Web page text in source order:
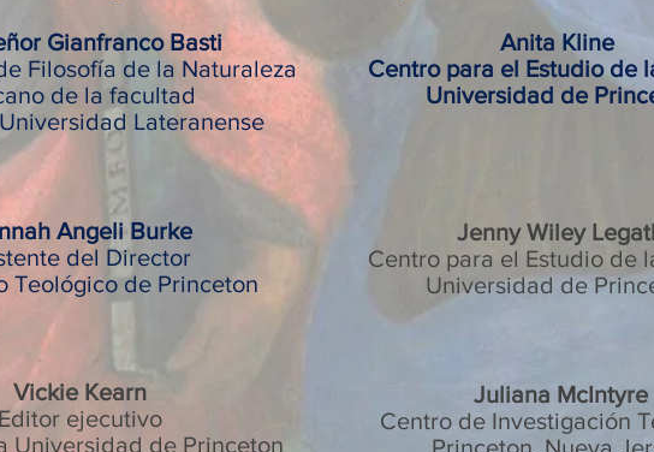
Gianfranco Basti
Filosofía de la Naturaleza
de la facultad
Lateranense
Angeli Burke
del Director
Teológico de Princeton
Vickie Kearn
ejecutivo
Universidad de Princeton
Anita Kline
Centro para el Estudio de
Universidad de
Jenny Wiley
Centro para el Estudio de
Universidad de
Juliana McIntyre
Centro de Investigación